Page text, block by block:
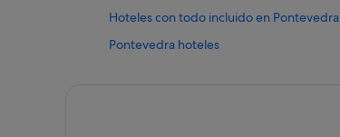
Hoteles con todo incluido en Pontevedra
Pontevedra hoteles